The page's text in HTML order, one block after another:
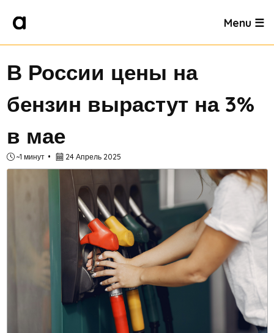
Menu ☰
В России цены на
бензин вырастут на 3%
в мае
~1 минут 24 Апрель 2025